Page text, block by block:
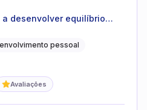
a desenvolver equilíbrio
pessoal
Avaliações